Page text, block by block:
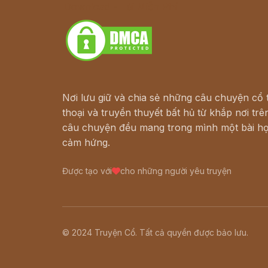
Nơi lưu giữ và chia sẻ những câu chuyện cổ
thoại và truyền thuyết bất hủ từ khắp nơi
câu chuyện đều mang trong mình một bài
cảm hứng.
Được tạo với cho những người yêu truyện
© 2024 Truyện Cổ. Tất cả quyền được bảo lưu.